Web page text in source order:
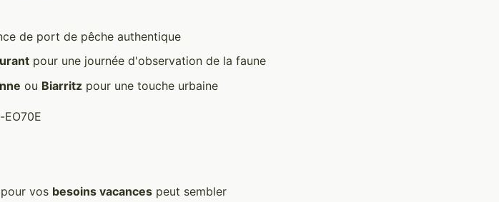
de port de pêche authentique
pour une journée d'observation de la faune
ou Biarritz pour une touche urbaine
pour vos besoins vacances peut sembler